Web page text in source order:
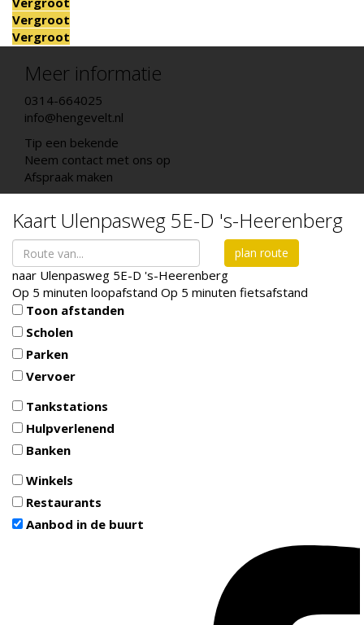
Vergroot
Vergroot
Meer informatie
0314-664025
info@hengevelt.nl
Tip een bekende
Neem contact met ons op
Afspraak maken
Kaart Ulenpasweg 5E-D 's-Heerenberg
plan route
naar Ulenpasweg 5E-D 's-Heerenberg
Op 5 minuten loopafstand Op 5 minuten fietsafstand
Toon afstanden
Scholen
Parken
Vervoer
Tankstations
Hulpverlenend
Banken
Winkels
Restaurants
Aanbod in de buurt